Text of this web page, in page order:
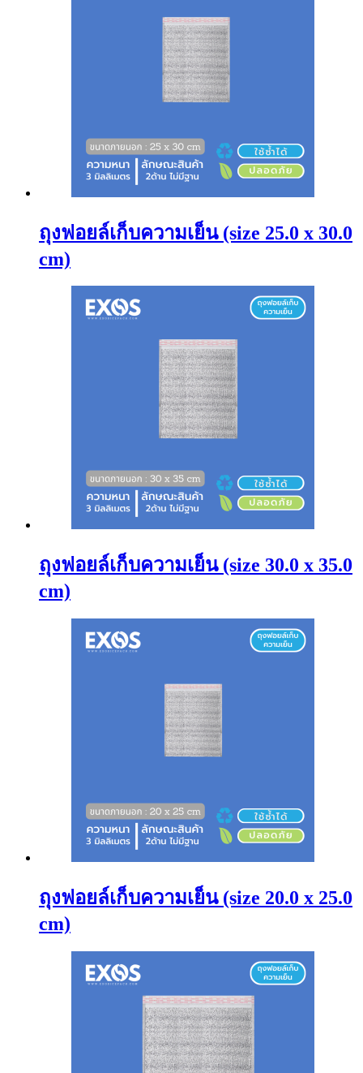
ถุงฟอยล์เก็บความเย็น (size 25.0 x 30.0
cm)
ถุงฟอยล์เก็บความเย็น (size 30.0 x 35.0
cm)
ถุงฟอยล์เก็บความเย็น (size 20.0 x 25.0
cm)